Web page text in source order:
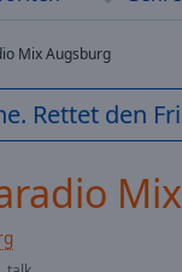
Mix Augsburg
Rettet den